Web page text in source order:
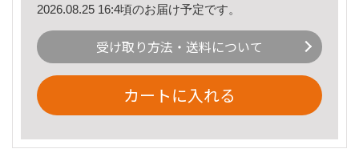
2026.08.25 16:4頃のお届け予定です。
受け取り方法・送料について
カートに入れる